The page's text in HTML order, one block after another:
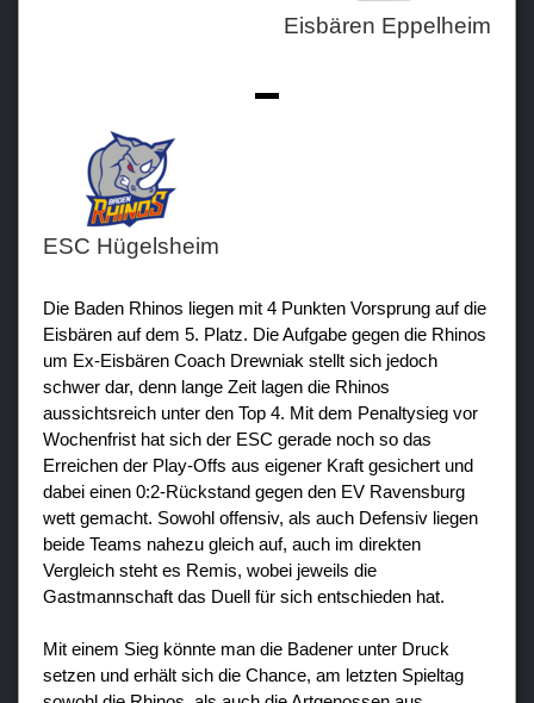
Eisbären Eppelheim
ESC Hügelsheim
Die Baden Rhinos liegen mit 4 Punkten Vorsprung auf die
Eisbären auf dem 5. Platz. Die Aufgabe gegen die Rhinos
um Ex-Eisbären Coach Drewniak stellt sich jedoch
schwer dar, denn lange Zeit lagen die Rhinos
aussichtsreich unter den Top 4. Mit dem Penaltysieg vor
Wochenfrist hat sich der ESC gerade noch so das
Erreichen der Play-Offs aus eigener Kraft gesichert und
dabei einen 0:2-Rückstand gegen den EV Ravensburg
wett gemacht. Sowohl offensiv, als auch Defensiv liegen
beide Teams nahezu gleich auf, auch im direkten
Vergleich steht es Remis, wobei jeweils die
Gastmannschaft das Duell für sich entschieden hat.
Mit einem Sieg könnte man die Badener unter Druck
setzen und erhält sich die Chance, am letzten Spieltag